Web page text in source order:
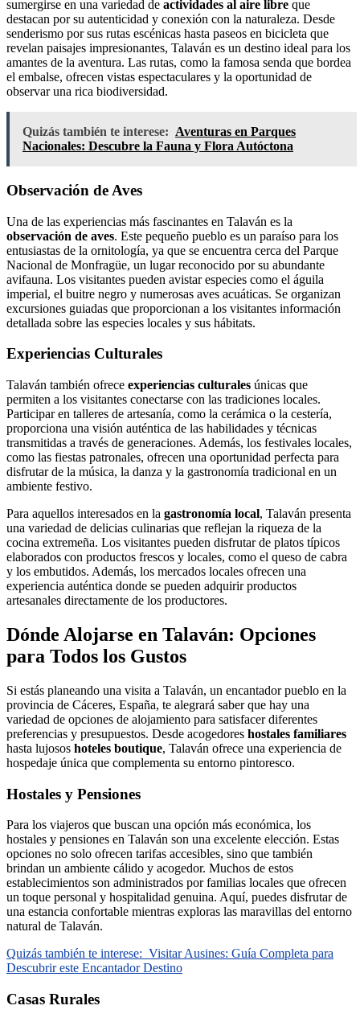
sumergirse en una variedad de actividades al aire libre que
destacan por su autenticidad y conexión con la naturaleza. Desde
senderismo por sus rutas escénicas hasta paseos en bicicleta que
revelan paisajes impresionantes, Talaván es un destino ideal para los
amantes de la aventura. Las rutas, como la famosa senda que bordea
el embalse, ofrecen vistas espectaculares y la oportunidad de
observar una rica biodiversidad.
Quizás también te interese: Aventuras en Parques
Nacionales: Descubre la Fauna y Flora Autóctona
Observación de Aves
Una de las experiencias más fascinantes en Talaván es la
observación de aves. Este pequeño pueblo es un paraíso para los
entusiastas de la ornitología, ya que se encuentra cerca del Parque
Nacional de Monfragüe, un lugar reconocido por su abundante
avifauna. Los visitantes pueden avistar especies como el águila
imperial, el buitre negro y numerosas aves acuáticas. Se organizan
excursiones guiadas que proporcionan a los visitantes información
detallada sobre las especies locales y sus hábitats.
Experiencias Culturales
Talaván también ofrece experiencias culturales únicas que
permiten a los visitantes conectarse con las tradiciones locales.
Participar en talleres de artesanía, como la cerámica o la cestería,
proporciona una visión auténtica de las habilidades y técnicas
transmitidas a través de generaciones. Además, los festivales locales,
como las fiestas patronales, ofrecen una oportunidad perfecta para
disfrutar de la música, la danza y la gastronomía tradicional en un
ambiente festivo.
Para aquellos interesados en la gastronomía local, Talaván presenta
una variedad de delicias culinarias que reflejan la riqueza de la
cocina extremeña. Los visitantes pueden disfrutar de platos típicos
elaborados con productos frescos y locales, como el queso de cabra
y los embutidos. Además, los mercados locales ofrecen una
experiencia auténtica donde se pueden adquirir productos
artesanales directamente de los productores.
Dónde Alojarse en Talaván: Opciones
para Todos los Gustos
Si estás planeando una visita a Talaván, un encantador pueblo en la
provincia de Cáceres, España, te alegrará saber que hay una
variedad de opciones de alojamiento para satisfacer diferentes
preferencias y presupuestos. Desde acogedores hostales familiares
hasta lujosos hoteles boutique, Talaván ofrece una experiencia de
hospedaje única que complementa su entorno pintoresco.
Hostales y Pensiones
Para los viajeros que buscan una opción más económica, los
hostales y pensiones en Talaván son una excelente elección. Estas
opciones no solo ofrecen tarifas accesibles, sino que también
brindan un ambiente cálido y acogedor. Muchos de estos
establecimientos son administrados por familias locales que ofrecen
un toque personal y hospitalidad genuina. Aquí, puedes disfrutar de
una estancia confortable mientras exploras las maravillas del entorno
natural de Talaván.
Quizás también te interese: Visitar Ausines: Guía Completa para
Descubrir este Encantador Destino
Casas Rurales